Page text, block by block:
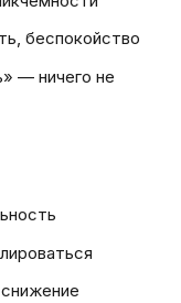
беспокойство
— ничего не